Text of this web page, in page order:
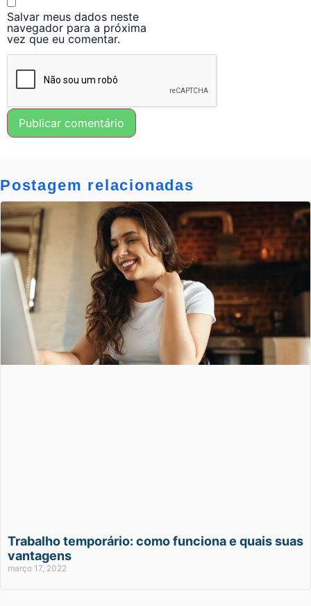
Salvar meus dados neste
navegador para a próxima
vez que eu comentar.
Postagem relacionadas
Trabalho temporário: como funciona e quais suas
vantagens
março 17, 2022